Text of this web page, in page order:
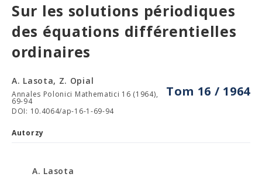
Sur les solutions périodiques
des équations différentielles
ordinaires
Tom 16 / 1964
A. Lasota, Z. Opial
Annales Polonici Mathematici 16 (1964),
69-94
DOI: 10.4064/ap-16-1-69-94
Autorzy
A. Lasota